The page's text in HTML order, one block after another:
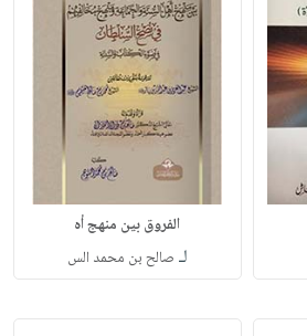
الفروق بين منهج أه
لـ صالح بن محمد الس